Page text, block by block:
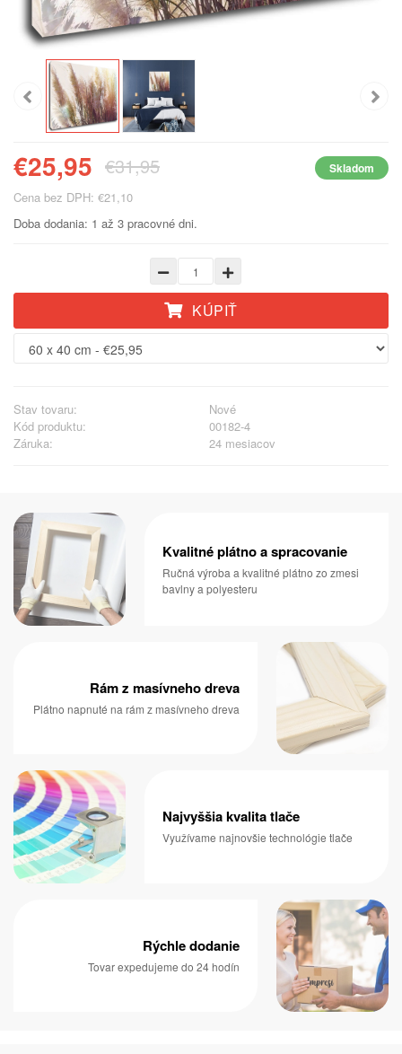
€25,95 €31,95 Skladom
Cena bez DPH: €21,10
Doba dodania: 1 až 3 pracovné dni.
KÚPIŤ
Stav tovaru:
Nové
Kód produktu:
00182-4
Záruka:
24 mesiacov
Kvalitné plátno a spracovanie
Ručná výroba a kvalitné plátno zo zmesi
bavlny a polyesteru
Rám z masívneho dreva
Plátno napnuté na rám z masívneho dreva
Najvyššia kvalita tlače
Využívame najnovšie technológie tlače
Rýchle dodanie
Tovar expedujeme do 24 hodín